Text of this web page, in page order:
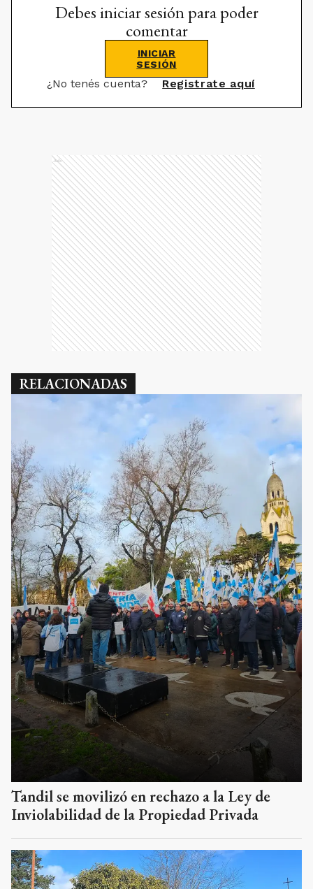
Debes iniciar sesión para poder
comentar
INICIAR
SESIÓN
¿No tenés cuenta? Registrate aquí
Ads
RELACIONADAS
Tandil se movilizó en rechazo a la Ley de
Inviolabilidad de la Propiedad Privada